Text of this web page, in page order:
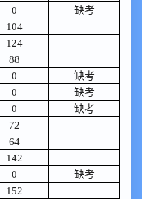
0
缺考
104
124
88
0
缺考
0
缺考
0
缺考
72
64
142
0
缺考
152